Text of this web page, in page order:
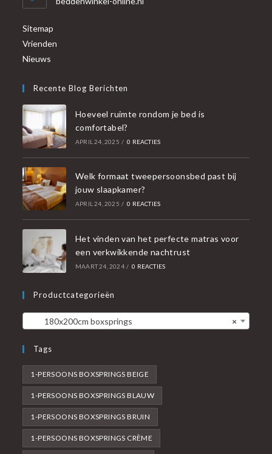
Sitemap
Vrienden
Nieuws
Recente Blog Berichten
Hoeveel ruimte rondom je bed is
comfortabel?
APRIL 24, 2025 / 0 REACTIES
Welk formaat tweepersoonsbed past bij
jouw slaapkamer?
APRIL 24, 2025 / 0 REACTIES
Het vinden van het perfecte matras voor
een verkwikkende nachtrust
MAART 24, 2024 / 0 REACTIES
Productcategorieën
×
180x200cm boxsprings
Tags
1-PERSOONS BOXSPRINGS BEIGE
1-PERSOONS BOXSPRINGS BLAUW
1-PERSOONS BOXSPRINGS BRUIN
1-PERSOONS BOXSPRINGS CRÈME